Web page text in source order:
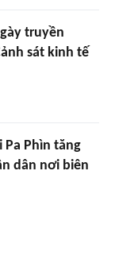
truyền
sát kinh tế
Pa Phìn tăng
dân nơi biên